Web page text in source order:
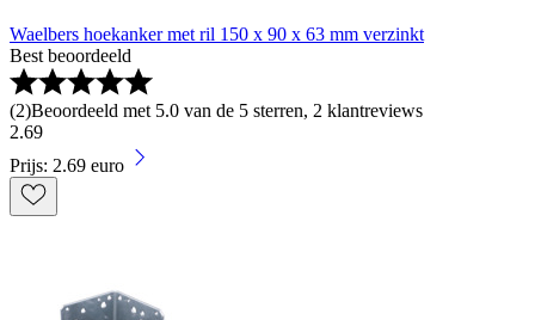
Waelbers hoekanker met ril 150 x 90 x 63 mm verzinkt
Best beoordeeld
(2)Beoordeeld met 5.0 van de 5 sterren, 2 klantreviews
2.69
Prijs: 2.69 euro